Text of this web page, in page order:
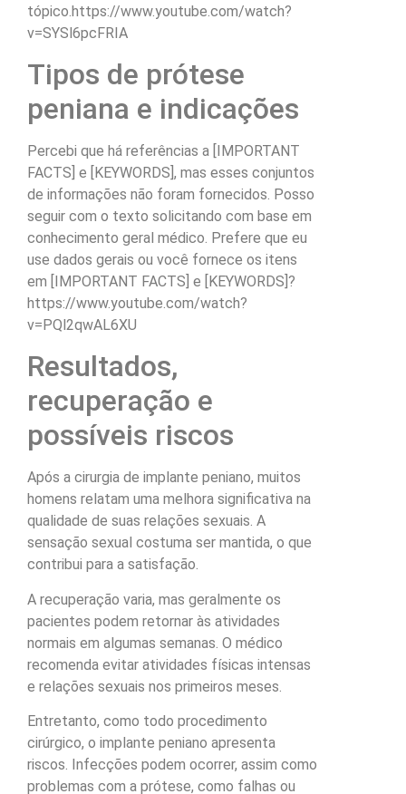
tópico.https://www.youtube.com/watch?
v=SYSl6pcFRIA
Tipos de prótese
peniana e indicações
Percebi que há referências a [IMPORTANT
FACTS] e [KEYWORDS], mas esses conjuntos
de informações não foram fornecidos. Posso
seguir com o texto solicitando com base em
conhecimento geral médico. Prefere que eu
use dados gerais ou você fornece os itens
em [IMPORTANT FACTS] e [KEYWORDS]?
https://www.youtube.com/watch?
v=PQl2qwAL6XU
Resultados,
recuperação e
possíveis riscos
Após a cirurgia de implante peniano, muitos
homens relatam uma melhora significativa na
qualidade de suas relações sexuais. A
sensação sexual costuma ser mantida, o que
contribui para a satisfação.
A recuperação varia, mas geralmente os
pacientes podem retornar às atividades
normais em algumas semanas. O médico
recomenda evitar atividades físicas intensas
e relações sexuais nos primeiros meses.
Entretanto, como todo procedimento
cirúrgico, o implante peniano apresenta
riscos. Infecções podem ocorrer, assim como
problemas com a prótese, como falhas ou